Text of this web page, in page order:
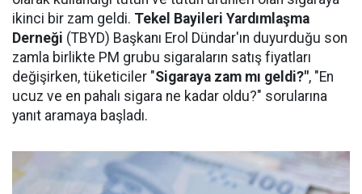
ikinci bir zam geldi. Tekel Bayileri Yardımlaşma
Derneği (TBYD) Başkanı Erol Dündar'ın duyurduğu son
zamla birlikte PM grubu sigaraların satış fiyatları
değişirken, tüketiciler "Sigaraya zam mı geldi?", "En
ucuz ve en pahalı sigara ne kadar oldu?" sorularına
yanıt aramaya başladı.